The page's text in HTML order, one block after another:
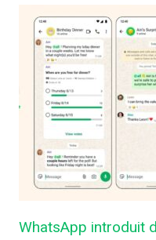
WhatsApp introduit